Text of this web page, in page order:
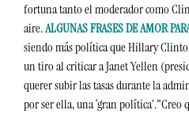
fortuna tanto el moderador como
aire.ALGUNAS FRASES DE AMOR
siendo más política que Hillary
un tiro al criticar a Janet Yellen
querer subir las tasas durante la
por ser ella, una ‘gran política’."Creo